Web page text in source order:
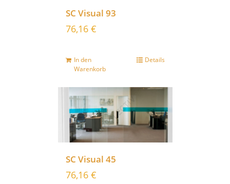
SC Visual 93
76,16 €
In den
Warenkorb
Details
SC Visual 45
76,16 €